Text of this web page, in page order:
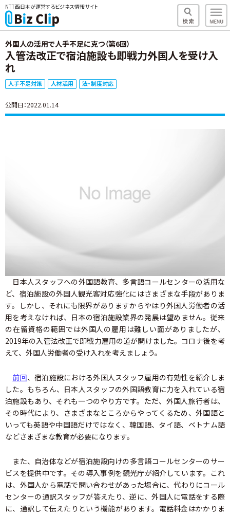
NTT西日本が運営するビジネス情報サイト
外国人の活用で人手不足に克つ（第6回）
入管法改正で宿泊施設も即戦力外国人を受け入
れ
人手不足対策 人材活用 法・制度対応
公開日：2022.01.14
日本人スタッフへの外国語教育、多言語コールセンターの活用な
ど、宿泊施設の外国人観光客対応強化にはさまざまな手段がありま
す。しかし、それにも限界がありますからやはり外国人労働者の活
用を考えなければ、日本の宿泊施設業界の発展は望めません。従来
の在留資格の範囲では外国人の雇用は難しい面がありましたが、
2019年の入管法改正で即戦力雇用の道が開けました。コロナ後を考
えて、外国人労働者の受け入れを考えましょう。
前回、宿泊施設における外国人スタッフ雇用の有効性を紹介しま
した。もちろん、日本人スタッフの外国語教育に力を入れている宿
泊施設もあり、それも一つのやり方です。ただ、外国人旅行者は、
その時代により、さまざまなところからやってくるため、外国語と
いっても英語や中国語だけではなく、韓国語、タイ語、ベトナム語
などさまざまな教育が必要になります。
また、自治体などが宿泊施設向けの多言語コールセンターのサー
ビスを提供中です。その導入事例を観光庁が紹介しています。これ
は、外国人から電話で問い合わせがあった場合に、代わりにコール
センターの通訳スタッフが答えたり、逆に、外国人に電話をする際
に、通訳して伝えたりという機能があります。電話料金はかかりま